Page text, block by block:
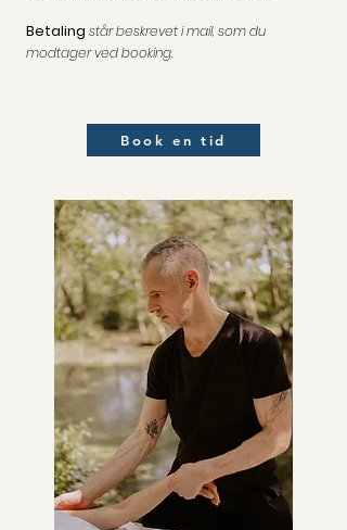
Betaling står beskrevet i mail, som du
modtager ved booking.
Book en tid